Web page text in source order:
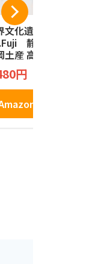
文化遺産 3776
静岡限定
土産 高速道路限
士山タルトク
ー Fujisan Tart
Chocopen t
富士山 チョコ
タルト 焼菓
個
円
で見る